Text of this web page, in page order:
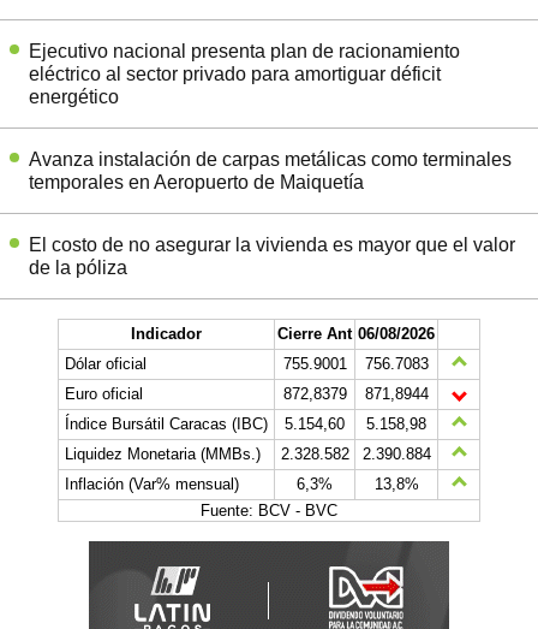
Ejecutivo nacional presenta plan de racionamiento
eléctrico al sector privado para amortiguar déficit
energético
Avanza instalación de carpas metálicas como terminales
temporales en Aeropuerto de Maiquetía
El costo de no asegurar la vivienda es mayor que el valor
de la póliza
Indicador Cierre Ant 06/08/2026
Dólar oficial
755.9001
756.7083
Euro oficial
872,8379
871,8944
Índice Bursátil Caracas (IBC)
5.154,60
5.158,98
Liquidez Monetaria (MMBs.)
2.328.582
2.390.884
Inflación (Var% mensual)
6,3%
13,8%
Fuente: BCV - BVC